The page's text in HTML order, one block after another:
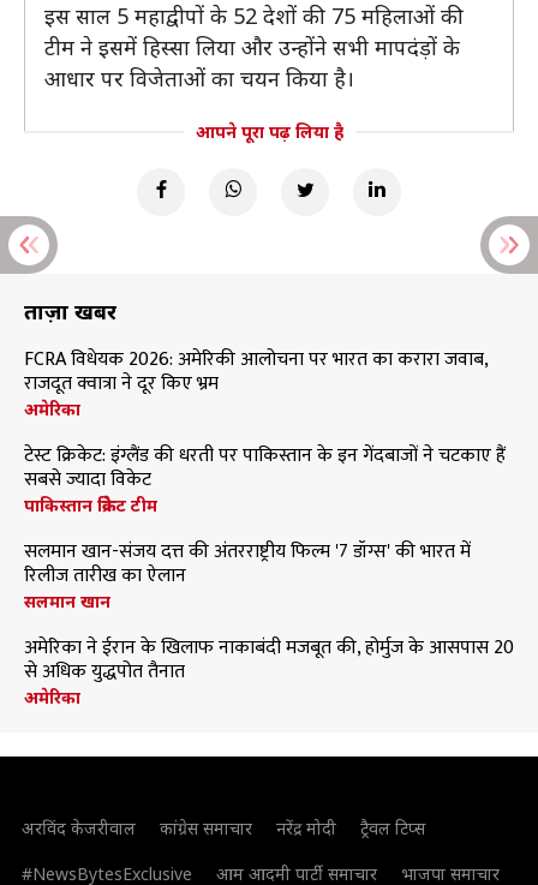
इस साल 5 महाद्वीपों के 52 देशों की 75 महिलाओं की
टीम ने इसमें हिस्सा लिया और उन्होंने सभी मापदंड़ों के
आधार पर विजेताओं का चयन किया है।
आपने पूरा पढ़ लिया है
ताज़ा खबरें
FCRA विधेयक 2026: अमेरिकी आलोचना पर भारत का करारा जवाब,
राजदूत क्वात्रा ने दूर किए भ्रम
अमेरिका
टेस्ट क्रिकेट: इंग्लैंड की धरती पर पाकिस्तान के इन गेंदबाजों ने चटकाए हैं
सबसे ज्यादा विकेट
पाकिस्तान क्रिकेट टीम
सलमान खान-संजय दत्त की अंतरराष्ट्रीय फिल्म '7 डॉग्स' की भारत में
रिलीज तारीख का ऐलान
सलमान खान
अमेरिका ने ईरान के खिलाफ नाकाबंदी मजबूत की, होर्मुज के आसपास 20
से अधिक युद्धपोत तैनात
अमेरिका
अरविंद केजरीवाल कांग्रेस समाचार नरेंद्र मोदी
ट्रैवल टिप्स
#NewsBytesExclusive
आम आदमी पार्टी समाचार भाजपा समाचार